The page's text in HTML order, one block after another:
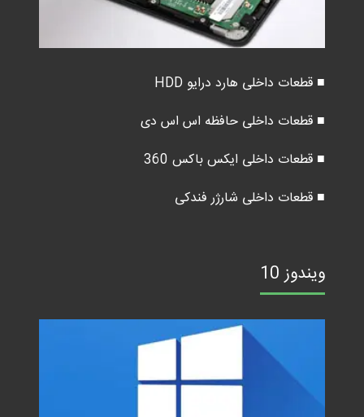
■ قطعات داخلی هارد درایو HDD
■ قطعات داخلی حافظه اس اس دی
■ قطعات داخلی ایکس باکس 360
■ قطعات داخلی شارژر فندکی
ویندوز 10